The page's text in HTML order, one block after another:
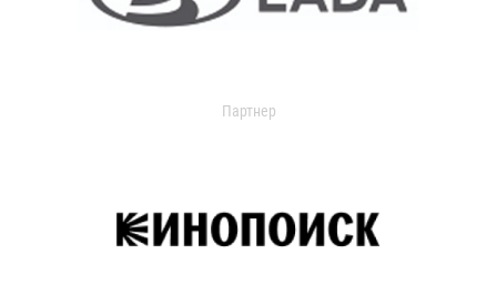
Партнер